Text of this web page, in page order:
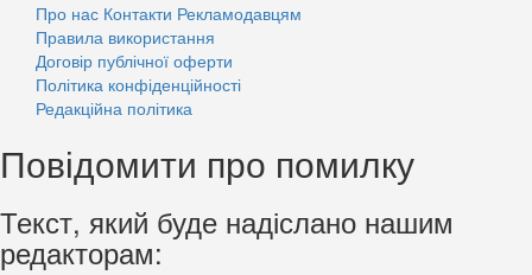
Про нас Контакти Рекламодавцям
Правила використання
Договір публічної оферти
Політика конфіденційності
Редакційна політика
Повідомити про помилку
Текст, який буде надіслано нашим
редакторам: